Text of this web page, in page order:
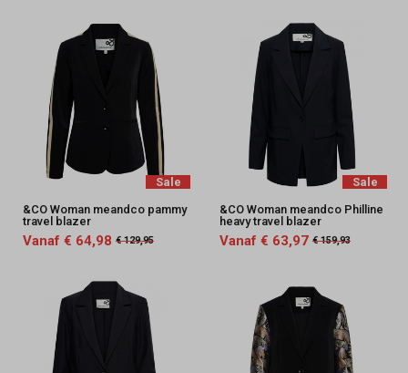
Sale
&CO Woman meandco pammy
travel blazer
Vanaf € 64,98 € 129,95
Sale
&CO Woman meandco Philline
heavy travel blazer
Vanaf € 63,97 € 159,93